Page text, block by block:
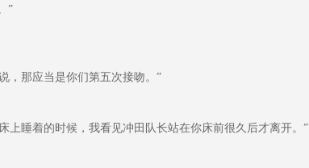
”
，那应当是你们第五次接吻。”
睡着的时候，我看见冲田队长站在你床前很久后才离开。”